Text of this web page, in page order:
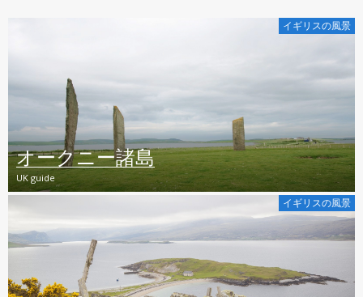
イギリスの風景
オークニー諸島
UK guide
イギリスの風景